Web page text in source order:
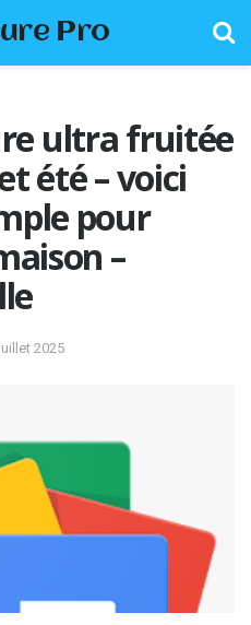
Pro
ultra fruitée
été – voici
pour
–
2025